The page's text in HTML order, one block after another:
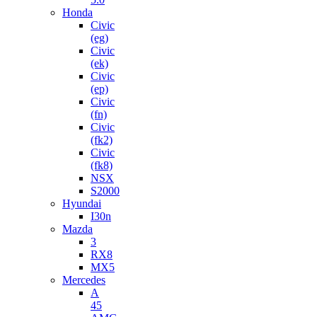
Honda
Civic
(eg)
Civic
(ek)
Civic
(ep)
Civic
(fn)
Civic
(fk2)
Civic
(fk8)
NSX
S2000
Hyundai
I30n
Mazda
3
RX8
MX5
Mercedes
A
45